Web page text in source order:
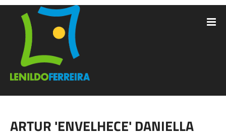
ARTUR 'ENVELHECE' DANIELLA